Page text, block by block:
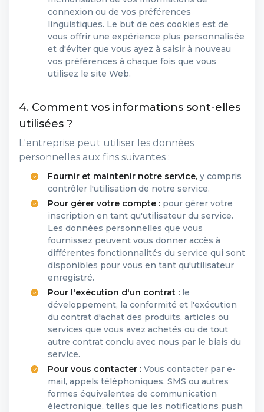
connexion ou de vos préférences
linguistiques. Le but de ces cookies est de
vous offrir une expérience plus personnalisée
et d'éviter que vous ayez à saisir à nouveau
vos préférences à chaque fois que vous
utilisez le site Web.
4. Comment vos informations sont-elles
utilisées ?
L'entreprise peut utiliser les données
personnelles aux fins suivantes :
Fournir et maintenir notre service, y compris
contrôler l'utilisation de notre service.
Pour gérer votre compte : pour gérer votre
inscription en tant qu'utilisateur du service.
Les données personnelles que vous
fournissez peuvent vous donner accès à
différentes fonctionnalités du service qui sont
disponibles pour vous en tant qu'utilisateur
enregistré.
Pour l'exécution d'un contrat : le
développement, la conformité et l'exécution
du contrat d'achat des produits, articles ou
services que vous avez achetés ou de tout
autre contrat conclu avec nous par le biais du
service.
Pour vous contacter : Vous contacter par e-
mail, appels téléphoniques, SMS ou autres
formes équivalentes de communication
électronique, telles que les notifications push